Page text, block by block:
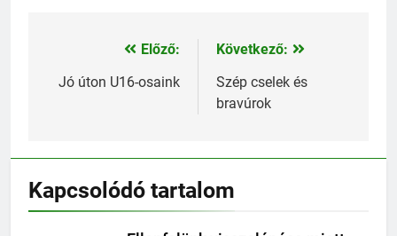
Bejegyzés
navigáció
Előző:
Jó úton U16-osaink
Következő:
Szép cselek és
bravúrok
Kapcsolódó tartalom